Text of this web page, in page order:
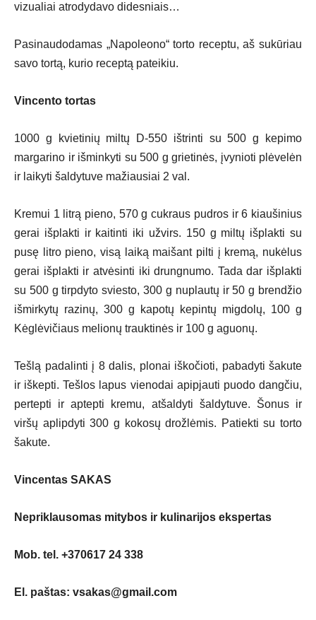
vizualiai atrodydavo didesniais…
Pasinaudodamas „Napoleono“ torto receptu, aš sukūriau
savo tortą, kurio receptą pateikiu.
Vincento tortas
1000 g kvietinių miltų D-550 ištrinti su 500 g kepimo
margarino ir išminkyti su 500 g grietinės, įvynioti plėvelėn
ir laikyti šaldytuve mažiausiai 2 val.
Kremui 1 litrą pieno, 570 g cukraus pudros ir 6 kiaušinius
gerai išplakti ir kaitinti iki užvirs. 150 g miltų išplakti su
pusę litro pieno, visą laiką maišant pilti į kremą, nukėlus
gerai išplakti ir atvėsinti iki drungnumo. Tada dar išplakti
su 500 g tirpdyto sviesto, 300 g nuplautų ir 50 g brendžio
išmirkytų razinų, 300 g kapotų kepintų migdolų, 100 g
Kėglėvičiaus melionų trauktinės ir 100 g aguonų.
Tešlą padalinti į 8 dalis, plonai iškočioti, pabadyti šakute
ir iškepti. Tešlos lapus vienodai apipjauti puodo dangčiu,
pertepti ir aptepti kremu, atšaldyti šaldytuve. Šonus ir
viršų aplipdyti 300 g kokosų drožlėmis. Patiekti su torto
šakute.
Vincentas SAKAS
Nepriklausomas mitybos ir kulinarijos ekspertas
Mob. tel. +370617 24 338
El. paštas: vsakas@gmail.com